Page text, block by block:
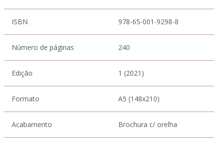
ISBN 978-65-001-9298-8
Número de páginas 240
Edição 1 (2021)
Formato A5 (148x210)
Acabamento Brochura c/ orelha